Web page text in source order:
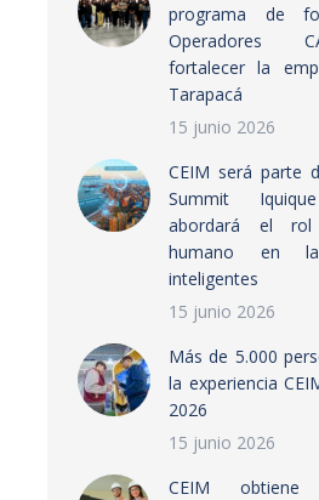
programa de
Operadores
fortalecer la
Tarapacá
15 junio 2026
CEIM será parte
Summit
abordará el
humano en
inteligentes
15 junio 2026
Más de 5.000
la experiencia
2026
15 junio 2026
CEIM obtiene